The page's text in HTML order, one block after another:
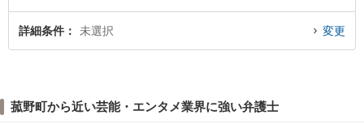
詳細条件 未選択 変更
菰野町から近い芸能・エンタメ業界に強い弁護士